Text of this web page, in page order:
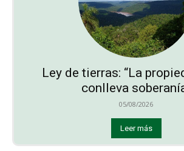
Ley de tierras: “La
conlleva
05/08/2026
Leer más